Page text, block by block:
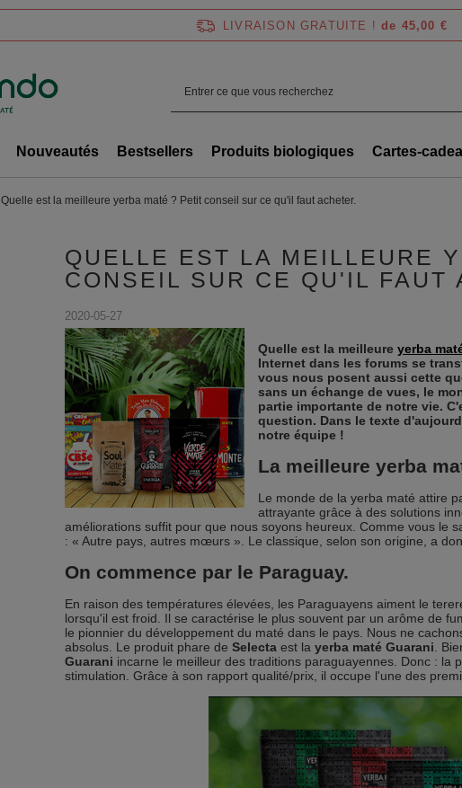
LIVRAISON GRATUITE ! de 45,00 €
Nouveautés Bestsellers Produits biologiques Cartes-
Quelle est la meilleure yerba maté ? Petit conseil sur ce qu'il faut acheter.
QUELLE EST LA MEILLEURE
CONSEIL SUR CE QU'IL FAUT
2020-05-27
Quelle est la meilleure yerba
Internet dans les forums se
vous nous posent aussi cette
sans un échange de vues, le
partie importante de notre vie.
question. Dans le texte
notre équipe !
La meilleure yerba
Le monde de la yerba maté attire
attrayante grâce à des solutions
améliorations suffit pour que nous soyons heureux. Comme vous le
: « Autre pays, autres mœurs ». Le classique, selon son origine, a
On commence par le Paraguay.
En raison des températures élevées, les Paraguayens aiment le
lorsqu'il est froid. Il se caractérise le plus souvent par un arôme de
le pionnier du développement du maté dans le pays. Nous ne
absolus. Le produit phare de Selecta est la yerba maté Guarani .
Guarani incarne le meilleur des traditions paraguayennes. Donc :
stimulation. Grâce à son rapport qualité/prix, il occupe l'une des